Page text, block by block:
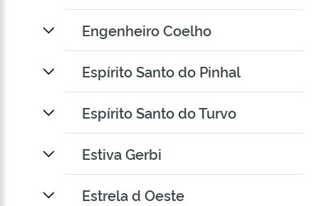
Engenheiro Coelho
Espírito Santo do Pinhal
Espírito Santo do Turvo
Estiva Gerbi
Estrela d Oeste